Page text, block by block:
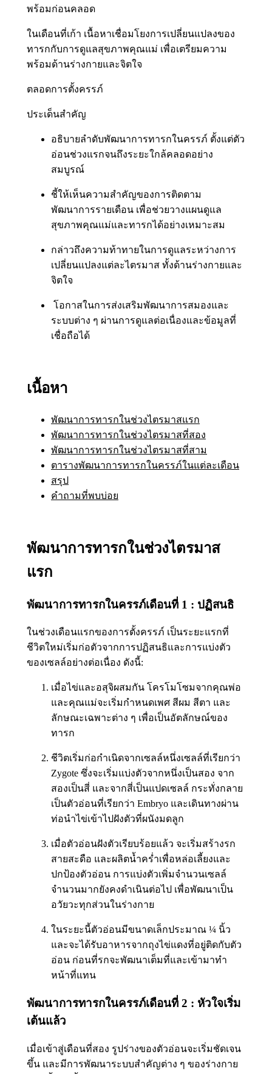
พร้อมก่อนคลอด
ในเดือนที่เก้า เนื้อหาเชื่อมโยงการเปลี่ยนแปลงของ
ทารกกับการดูแลสุขภาพคุณแม่ เพื่อเตรียมความ
พร้อมด้านร่างกายและจิตใจ
ตลอดการตั้งครรภ์
ประเด็นสำคัญ
อธิบายลำดับพัฒนาการทารกในครรภ์ ตั้งแต่ตัว
อ่อนช่วงแรกจนถึงระยะใกล้คลอดอย่าง
สมบูรณ์
ชี้ให้เห็นความสำคัญของการติดตาม
พัฒนาการรายเดือน เพื่อช่วยวางแผนดูแล
สุขภาพคุณแม่และทารกได้อย่างเหมาะสม
กล่าวถึงความท้าทายในการดูแลระหว่างการ
เปลี่ยนแปลงแต่ละไตรมาส ทั้งด้านร่างกายและ
จิตใจ
โอกาสในการส่งเสริมพัฒนาการสมองและ
ระบบต่าง ๆ ผ่านการดูแลต่อเนื่องและข้อมูลที่
เชื่อถือได้
เนื้อหา
พัฒนาการทารกในช่วงไตรมาสแรก
พัฒนาการทารกในช่วงไตรมาสที่สอง
พัฒนาการทารกในช่วงไตรมาสที่สาม
ตารางพัฒนาการทารกในครรภ์ในแต่ละเดือน
สรุป
คำถามที่พบบ่อย
พัฒนาการทารกในช่วงไตรมาส
แรก
พัฒนาการทารกในครรภ์เดือนที่ 1 : ปฏิสนธิ
ในช่วงเดือนแรกของการตั้งครรภ์ เป็นระยะแรกที่
ชีวิตใหม่เริ่มก่อตัวจากการปฏิสนธิและการแบ่งตัว
ของเซลล์อย่างต่อเนื่อง ดังนี้:
เมื่อไข่และอสุจิผสมกัน โครโมโซมจากคุณพ่อ
และคุณแม่จะเริ่มกำหนดเพศ สีผม สีตา และ
ลักษณะเฉพาะต่าง ๆ เพื่อเป็นอัตลักษณ์ของ
ทารก
ชีวิตเริ่มก่อกำเนิดจากเซลล์หนึ่งเซลล์ที่เรียกว่า
Zygote ซึ่งจะเริ่มแบ่งตัวจากหนึ่งเป็นสอง จาก
สองเป็นสี่ และจากสี่เป็นแปดเซลล์ กระทั่งกลาย
เป็นตัวอ่อนที่เรียกว่า Embryo และเดินทางผ่าน
ท่อนำไข่เข้าไปฝังตัวที่ผนังมดลูก
เมื่อตัวอ่อนฝังตัวเรียบร้อยแล้ว จะเริ่มสร้างรก
สายสะดือ และผลิตน้ำคร่ำเพื่อหล่อเลี้ยงและ
ปกป้องตัวอ่อน การแบ่งตัวเพิ่มจำนวนเซลล์
จำนวนมากยังคงดำเนินต่อไป เพื่อพัฒนาเป็น
อวัยวะทุกส่วนในร่างกาย
ในระยะนี้ตัวอ่อนมีขนาดเล็กประมาณ ¼ นิ้ว
และจะได้รับอาหารจากถุงไข่แดงที่อยู่ติดกับตัว
อ่อน ก่อนที่รกจะพัฒนาเต็มที่และเข้ามาทำ
หน้าที่แทน
พัฒนาการทารกในครรภ์เดือนที่ 2 : หัวใจเริ่ม
เต้นแล้ว
เมื่อเข้าสู่เดือนที่สอง รูปร่างของตัวอ่อนจะเริ่มชัดเจน
ขึ้น และมีการพัฒนาระบบสำคัญต่าง ๆ ของร่างกาย